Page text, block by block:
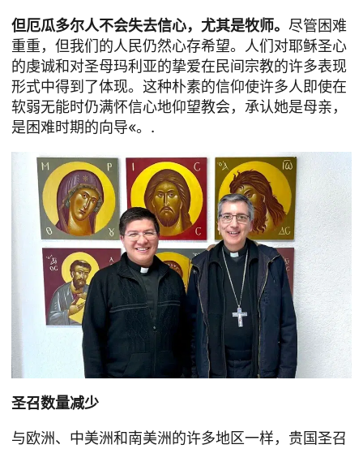
但厄瓜多尔人不会失去信心，尤其是牧师。 尽管困难
重重，但我们的人民仍然心存希望。人们对耶稣圣心
的虔诚和对圣母玛利亚的挚爱在民间宗教的许多表现
形式中得到了体现。这种朴素的信仰使许多人即使在
软弱无能时仍满怀信心地仰望教会，承认她是母亲，
是困难时期的向导«。.
圣召数量减少
与欧洲、中美洲和南美洲的许多地区一样，贵国圣召